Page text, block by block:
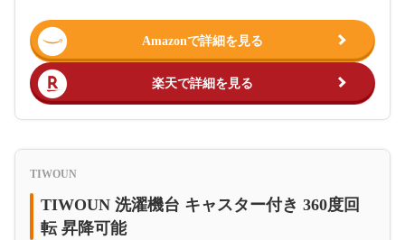
Amazonで詳細を見る
楽天で詳細を見る
TIWOUN
TIWOUN 洗濯機台 キャスター付き 360度回
転 昇降可能